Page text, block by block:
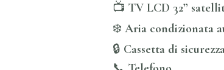
📺 TV LCD 32”
❄️ Aria condizionata
🔒 Cassetta di sicurezza